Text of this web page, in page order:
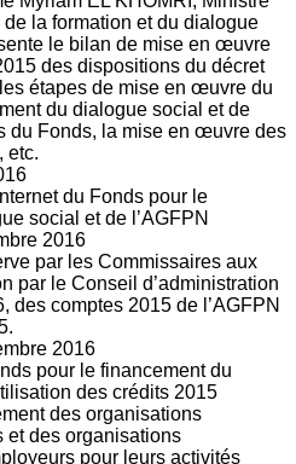
de la formation et du dialogue
le bilan de mise en œuvre
des dispositions du décret
étapes de mise en œuvre du
du dialogue social et de
du Fonds, la mise en œuvre des
etc.
du Fonds pour le
social et de l’AGFPN
2016
par les Commissaires aux
par le Conseil d’administration
des comptes 2015 de l’AGFPN
2016
pour le financement du
des crédits 2015
des organisations
et des organisations
pour leurs activités